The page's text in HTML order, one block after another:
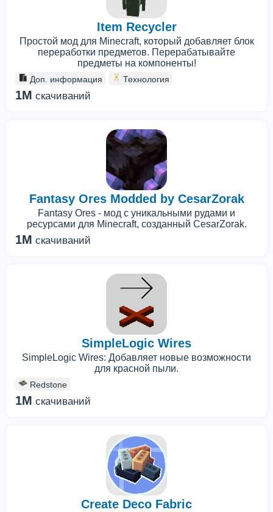
Item Recycler
Простой мод для Minecraft, который добавляет блок
переработки предметов. Перерабатывайте
предметы на компоненты!
Доп. информация Технология
1M скачиваний
Fantasy Ores Modded by CesarZorak
Fantasy Ores - мод с уникальными рудами и
ресурсами для Minecraft, созданный CesarZorak.
1M скачиваний
SimpleLogic Wires
SimpleLogic Wires: Добавляет новые возможности
для красной пыли.
Redstone
1M скачиваний
Create Deco Fabric